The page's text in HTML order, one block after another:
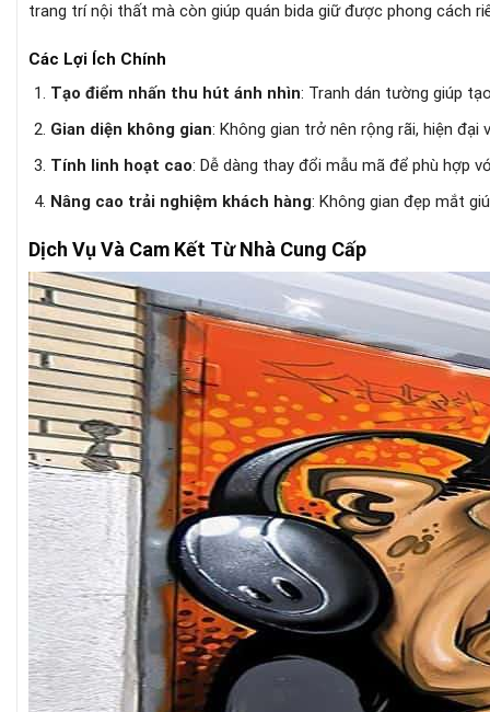
trang trí nội thất mà còn giúp quán bida giữ được phong cách
Các Lợi Ích Chính
Tạo điểm nhấn thu hút ánh nhìn: Tranh dán tường giúp
Gian diện không gian: Không gian trở nên rộng rãi, hiện đại
Tính linh hoạt cao: Dễ dàng thay đổi mẫu mã để phù hợp
Nâng cao trải nghiệm khách hàng: Không gian đẹp mắt
Dịch Vụ Và Cam Kết Từ Nhà Cung Cấp